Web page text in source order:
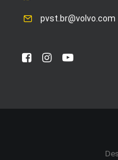
pvst.br@volvo.com